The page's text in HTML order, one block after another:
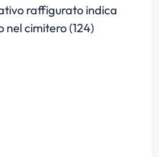
raffigurato indica
nel cimitero (124)